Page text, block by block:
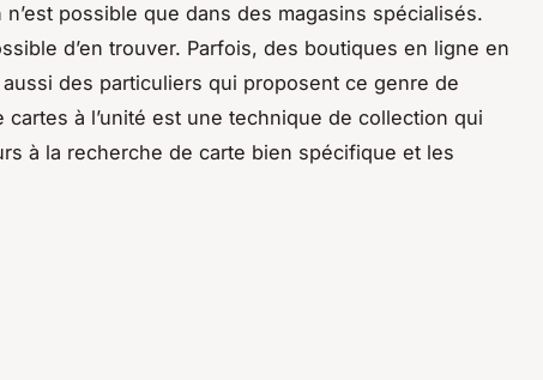
n’est possible que dans des magasins spécialisés.
d’en trouver. Parfois, des boutiques en ligne en
des particuliers qui proposent ce genre de
cartes à l’unité est une technique de collection qui
à la recherche de carte bien spécifique et les